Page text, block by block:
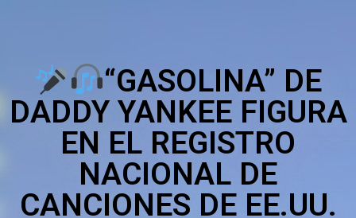
“GASOLINA” DE
DADDY YANKEE FIGURA
EN EL REGISTRO
NACIONAL DE
CANCIONES DE EE.UU.